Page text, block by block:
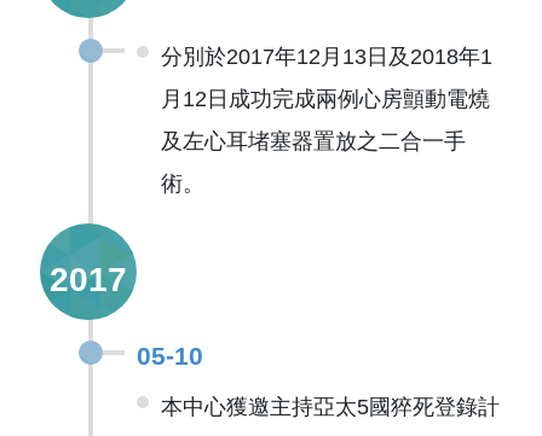
分別於2017年12月13日及2018年1
月12日成功完成兩例心房顫動電燒
及左心耳堵塞器置放之二合一手
術。
2017
05-10
本中心獲邀主持亞太5國猝死登錄計